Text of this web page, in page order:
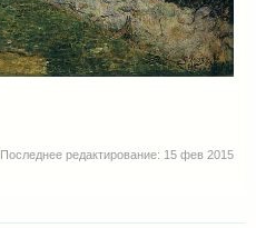
Последнее редактирование: 15 фев 2015